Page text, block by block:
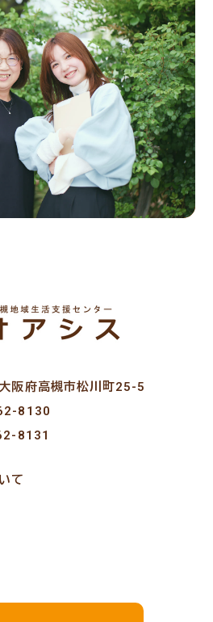
阪府高槻市松川町25-5
8130
8131
て